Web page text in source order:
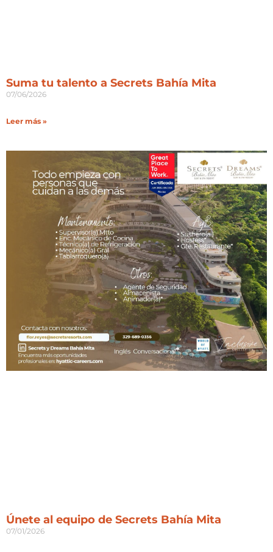
Suma tu talento a Secrets Bahía Mita
07/06/2026
Leer más »
Únete al equipo de Secrets Bahía Mita
07/01/2026